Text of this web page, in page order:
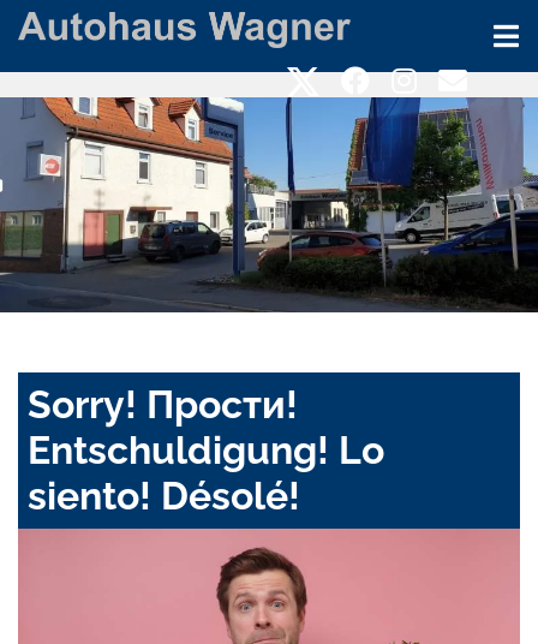
Sorry! Прости!
Entschuldigung! Lo
siento! Désolé!